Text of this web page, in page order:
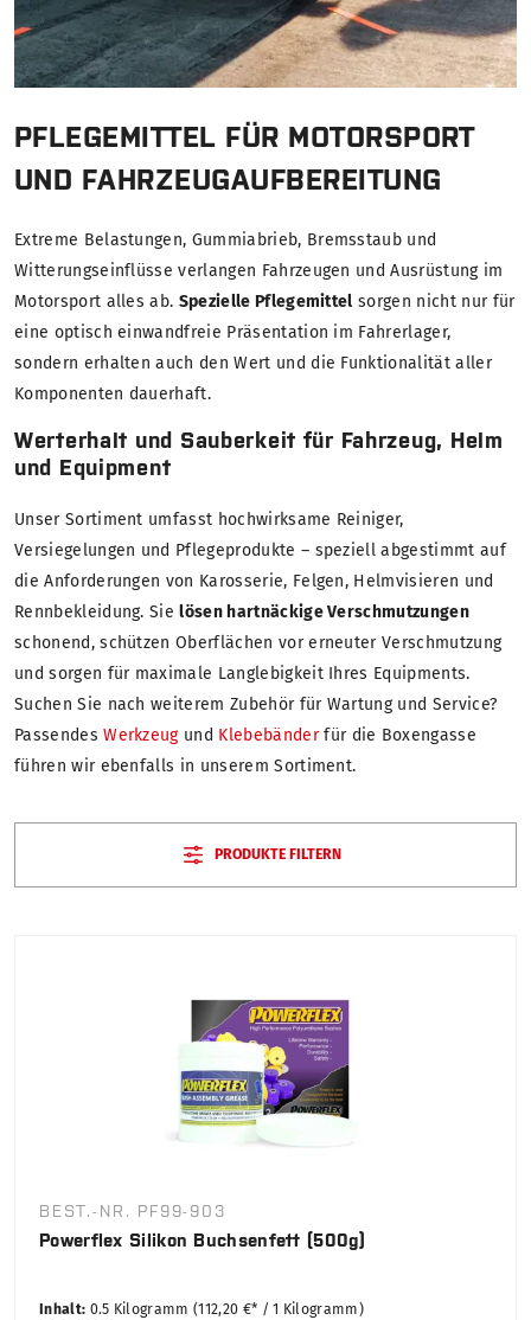
PFLEGEMITTEL FÜR MOTORSPORT
UND FAHRZEUGAUFBEREITUNG
Extreme Belastungen, Gummiabrieb, Bremsstaub und
Witterungseinflüsse verlangen Fahrzeugen und Ausrüstung im
Motorsport alles ab. Spezielle Pflegemittel sorgen nicht nur für
eine optisch einwandfreie Präsentation im Fahrerlager,
sondern erhalten auch den Wert und die Funktionalität aller
Komponenten dauerhaft.
Werterhalt und Sauberkeit für Fahrzeug, Helm
und Equipment
Unser Sortiment umfasst hochwirksame Reiniger,
Versiegelungen und Pflegeprodukte – speziell abgestimmt auf
die Anforderungen von Karosserie, Felgen, Helmvisieren und
Rennbekleidung. Sielösen hartnäckige Verschmutzungen
schonend, schützen Oberflächen vor erneuter Verschmutzung
und sorgen für maximale Langlebigkeit Ihres Equipments.
Suchen Sie nach weiterem Zubehör für Wartung und Service?
PassendesWerkzeugund Klebebänderfür die Boxengasse
führen wir ebenfalls in unserem Sortiment.
PRODUKTE FILTERN
BEST.-NR. PF99-903
Powerflex Silikon Buchsenfett (500g)
Inhalt: 0.5 Kilogramm(112,20 €* / 1 Kilogramm)